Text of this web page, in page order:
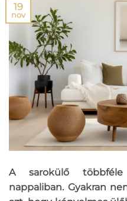
19
nov
A sarokülő
nappaliban. Gyakran